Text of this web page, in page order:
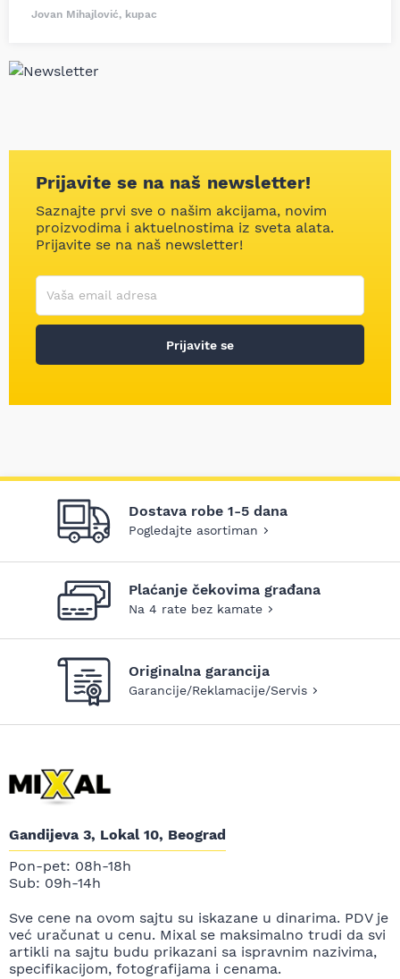
Jovan Mihajlović, kupac
Prijavite se na naš newsletter!
Saznajte prvi sve o našim akcijama, novim
proizvodima i aktuelnostima iz sveta alata.
Prijavite se na naš newsletter!
Korisničko ime
Vaša email adresa
Prijavite se
Dostava robe 1-5 dana
Pogledajte asortiman
Plaćanje čekovima građana
Na 4 rate bez kamate
Originalna garancija
Garancije/Reklamacije/Servis
Gandijeva 3, Lokal 10, Beograd
Pon-pet: 08h-18h
Sub: 09h-14h
Sve cene na ovom sajtu su iskazane u dinarima. PDV je
već uračunat u cenu. Mixal se maksimalno trudi da svi
artikli na sajtu budu prikazani sa ispravnim nazivima,
specifikacijom, fotografijama i cenama.